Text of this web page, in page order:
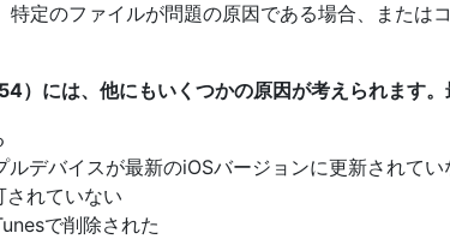
定のファイルが問題の原因である場合、または
）には、他にもいくつかの原因が考えられます。
デバイスが最新のiOSバージョンに更新されてい
れていない
で削除された